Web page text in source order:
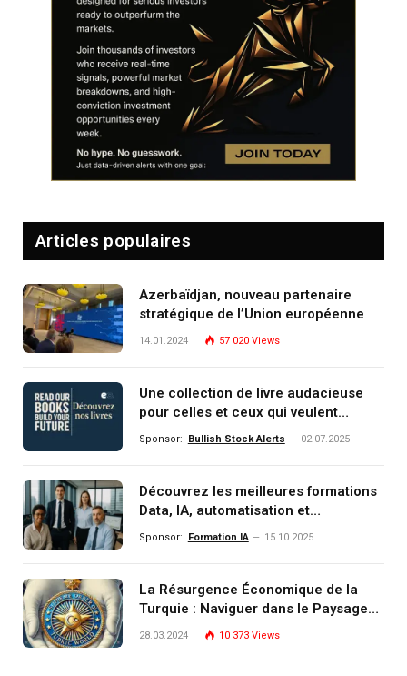
Articles populaires
Azerbaïdjan, nouveau partenaire
stratégique de l’Union européenne
14.01.2024 57 020 Views
Une collection de livre audacieuse
pour celles et ceux qui veulent
comprendre, investir et dominer le
Sponsor: Bullish Stock Alerts 02.07.2025
Découvrez les meilleures formations
Data, IA, automatisation et
investissement (gestion de
Sponsor: Formation IA 15.10.2025
La Résurgence Économique de la
Turquie : Naviguer dans le Paysage
Post-Crise
28.03.2024 10 373 Views